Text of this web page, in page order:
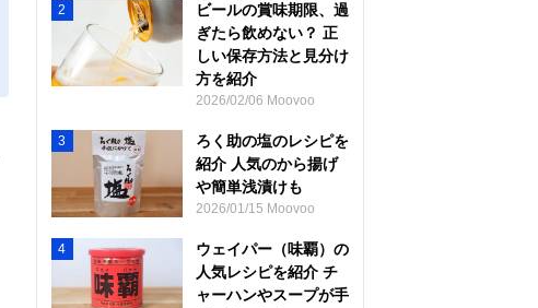
2
ビールの賞味期限、過
ぎたら飲めない？ 正
しい保存方法と見分け
方を紹介
2026/02/06 Moovoo
3
ろく助の塩のレシピを
紹介 人気のから揚げ
や簡単浅漬けも
2026/01/15 Moovoo
4
ウェイパー（味覇）の
人気レシピを紹介 チ
ャーハンやスープが手